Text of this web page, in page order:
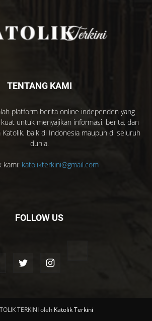
TENTANG KAMI
platform berita online independen yang
untuk menyajikan informasi, berita, dan
baik di Indonesia maupun di seluruh
dunia.
kami: katolikterkini@gmail.com
FOLLOW US
TERKINI oleh Katolik Terkini